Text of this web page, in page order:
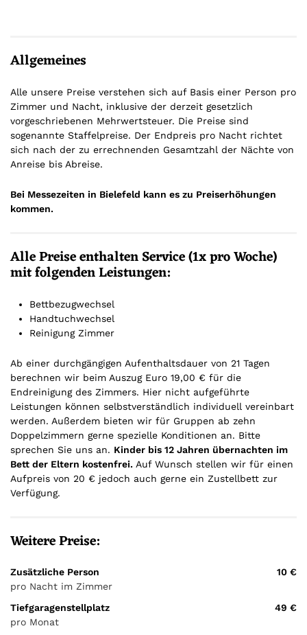
Allgemeines
Alle unsere Preise verstehen sich auf Basis einer Person pro
Zimmer und Nacht, inklusive der derzeit gesetzlich
vorgeschriebenen Mehrwertsteuer. Die Preise sind
sogenannte Staffelpreise. Der Endpreis pro Nacht richtet
sich nach der zu errechnenden Gesamtzahl der Nächte von
Anreise bis Abreise.
Bei Messezeiten in Bielefeld kann es zu Preiserhöhungen
kommen.
Alle Preise enthalten Service (1x pro Woche)
mit folgenden Leistungen:
Bettbezugwechsel
Handtuchwechsel
Reinigung Zimmer
Ab einer durchgängigen Aufenthaltsdauer von 21 Tagen
berechnen wir beim Auszug Euro 19,00 € für die
Endreinigung des Zimmers. Hier nicht aufgeführte
Leistungen können selbstverständlich individuell vereinbart
werden. Außerdem bieten wir für Gruppen ab zehn
Doppelzimmern gerne spezielle Konditionen an. Bitte
sprechen Sie uns an. Kinder bis 12 Jahren übernachten im
Bett der Eltern kostenfrei. Auf Wunsch stellen wir für einen
Aufpreis von 20 € jedoch auch gerne ein Zustellbett zur
Verfügung.
Weitere Preise:
Zusätzliche Person
pro Nacht im Zimmer
10 €
Tiefgaragenstellplatz
pro Monat
49 €